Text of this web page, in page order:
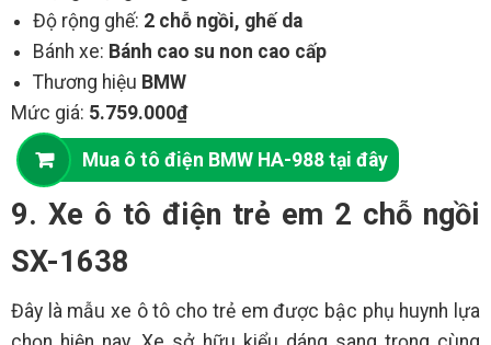
Độ rộng ghế: 2 chỗ ngồi, ghế da
Bánh xe: Bánh cao su non cao cấp
Thương hiệu BMW
Mức giá: 5.759.000₫
Mua ô tô điện BMW HA-988 tại đây
9. Xe ô tô điện trẻ em 2 chỗ ngồi
SX-1638
Đây là mẫu xe ô tô cho trẻ em được bậc phụ huynh lựa